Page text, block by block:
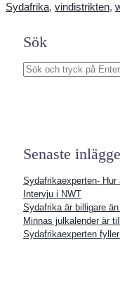
Sydafrika, vindistrikten,
Sök
S
Senaste
Sydafrikaexperten-
Intervju i NWT
Sydafrika är billigare
Minnas julkalender är
Sydafrikaexperten